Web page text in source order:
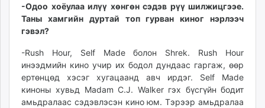
-Одоо хоёулаа илүү хөнгөн сэдэв рүү шилжицгээе.
Таны хамгийн дуртай топ гурван киног нэрлээч
гэвэл?
-Rush Hour, Self Made болон Shrek. Rush Hour
инээдмийн кино учир их бодол дундаас гаргаж, өөр
ертөнцөд хэсэг хугацаанд авч ирдэг. Self Made
киноны хувьд Madam C.J. Walker гэх бүсгүйн бодит
амьдралаас сэдэвлэсэн кино юм. Тэрээр амьдралаа